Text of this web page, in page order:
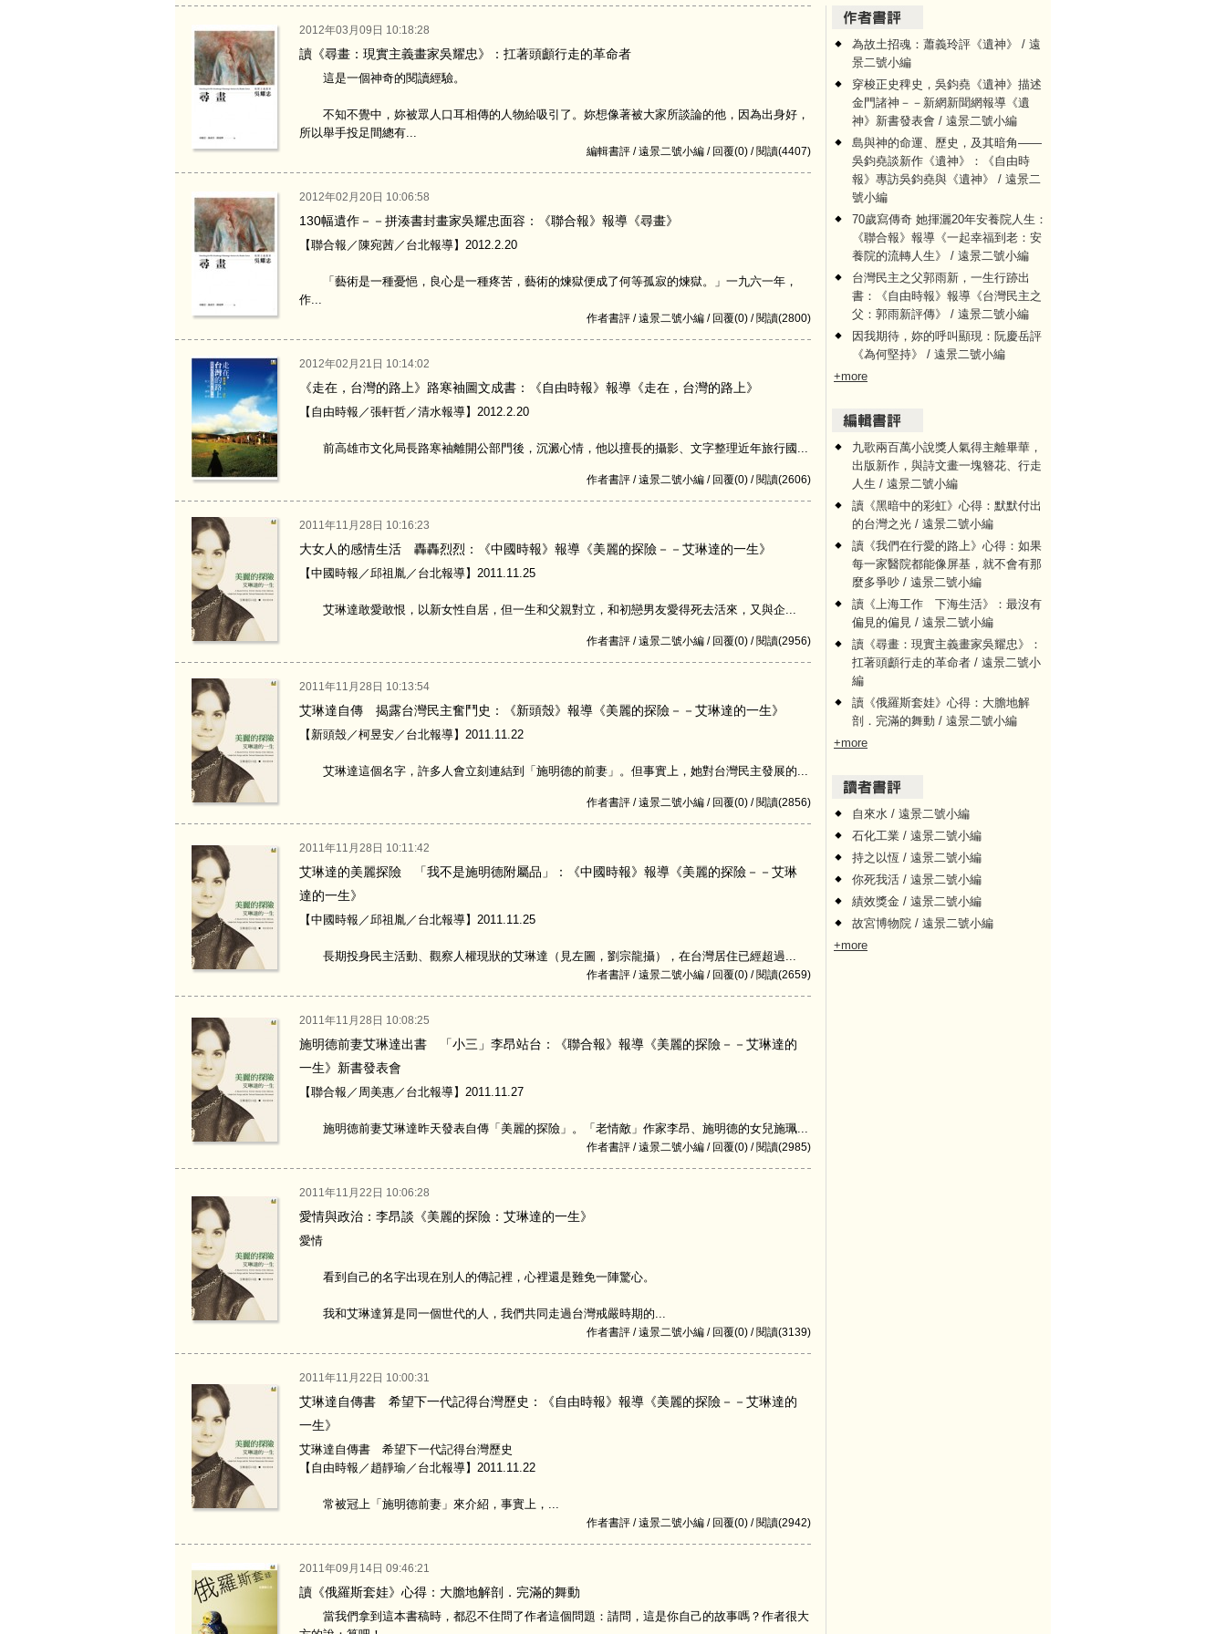
2012年03月09日 10:18:28
讀《尋畫：現實主義畫家吳耀忠》：扛著頭顱行走的革命者
這是一個神奇的閱讀經驗。
不知不覺中，妳被眾人口耳相傳的人物給吸引了。妳想像著被大家所談論的他，因為出身好，
所以舉手投足間總有...
編輯書評 / 遠景二號小編 / 回覆(0) / 閱讀(4407)
2012年02月20日 10:06:58
130幅遺作－－拼湊書封畫家吳耀忠面容：《聯合報》報導《尋畫》
【聯合報／陳宛茜／台北報導】2012.2.20
「藝術是一種憂悒，良心是一種疼苦，藝術的煉獄便成了何等孤寂的煉獄。」一九六一年，
作...
作者書評 / 遠景二號小編 / 回覆(0) / 閱讀(2800)
2012年02月21日 10:14:02
《走在，台灣的路上》路寒袖圖文成書：《自由時報》報導《走在，台灣的路上》
【自由時報／張軒哲／清水報導】2012.2.20
前高雄市文化局長路寒袖離開公部門後，沉澱心情，他以擅長的攝影、文字整理近年旅行國...
作者書評 / 遠景二號小編 / 回覆(0) / 閱讀(2606)
2011年11月28日 10:16:23
大女人的感情生活 轟轟烈烈：《中國時報》報導《美麗的探險－－艾琳達的一生》
【中國時報／邱祖胤／台北報導】2011.11.25
艾琳達敢愛敢恨，以新女性自居，但一生和父親對立，和初戀男友愛得死去活來，又與企...
作者書評 / 遠景二號小編 / 回覆(0) / 閱讀(2956)
2011年11月28日 10:13:54
艾琳達自傳 揭露台灣民主奮鬥史：《新頭殼》報導《美麗的探險－－艾琳達的一生》
【新頭殼／柯昱安／台北報導】2011.11.22
艾琳達這個名字，許多人會立刻連結到「施明德的前妻」。但事實上，她對台灣民主發展的...
作者書評 / 遠景二號小編 / 回覆(0) / 閱讀(2856)
2011年11月28日 10:11:42
艾琳達的美麗探險 「我不是施明德附屬品」：《中國時報》報導《美麗的探險－－艾琳
達的一生》
【中國時報／邱祖胤／台北報導】2011.11.25
長期投身民主活動、觀察人權現狀的艾琳達（見左圖，劉宗龍攝），在台灣居住已經超過...
作者書評 / 遠景二號小編 / 回覆(0) / 閱讀(2659)
2011年11月28日 10:08:25
施明德前妻艾琳達出書 「小三」李昂站台：《聯合報》報導《美麗的探險－－艾琳達的
一生》新書發表會
【聯合報／周美惠／台北報導】2011.11.27
施明德前妻艾琳達昨天發表自傳「美麗的探險」。「老情敵」作家李昂、施明德的女兒施珮...
作者書評 / 遠景二號小編 / 回覆(0) / 閱讀(2985)
2011年11月22日 10:06:28
愛情與政治：李昂談《美麗的探險：艾琳達的一生》
愛情
看到自己的名字出現在別人的傳記裡，心裡還是難免一陣驚心。
我和艾琳達算是同一個世代的人，我們共同走過台灣戒嚴時期的...
作者書評 / 遠景二號小編 / 回覆(0) / 閱讀(3139)
2011年11月22日 10:00:31
艾琳達自傳書 希望下一代記得台灣歷史：《自由時報》報導《美麗的探險－－艾琳達的
一生》
艾琳達自傳書 希望下一代記得台灣歷史
【自由時報／趙靜瑜／台北報導】2011.11.22
常被冠上「施明德前妻」來介紹，事實上，...
作者書評 / 遠景二號小編 / 回覆(0) / 閱讀(2942)
2011年09月14日 09:46:21
讀《俄羅斯套娃》心得：大膽地解剖．完滿的舞動
當我們拿到這本書稿時，都忍不住問了作者這個問題：請問，這是你自己的故事嗎？作者很大
為故土招魂：蕭義玲評《遺神》 / 遠
景二號小編
穿梭正史稗史，吳鈞堯《遺神》描述
金門諸神－－新網新聞網報導《遺
神》新書發表會 / 遠景二號小編
島與神的命運、歷史，及其暗角——
吳鈞堯談新作《遺神》：《自由時
報》專訪吳鈞堯與《遺神》 / 遠景二
號小編
70歲寫傳奇 她揮灑20年安養院人生：
《聯合報》報導《一起幸福到老：安
養院的流轉人生》 / 遠景二號小編
台灣民主之父郭雨新，一生行跡出
書：《自由時報》報導《台灣民主之
父：郭雨新評傳》 / 遠景二號小編
因我期待，妳的呼叫顯現：阮慶岳評
《為何堅持》 / 遠景二號小編
+more
九歌兩百萬小說獎人氣得主離畢華，
出版新作，與詩文畫一塊簪花、行走
人生 / 遠景二號小編
讀《黑暗中的彩虹》心得：默默付出
的台灣之光 / 遠景二號小編
讀《我們在行愛的路上》心得：如果
每一家醫院都能像屏基，就不會有那
麼多爭吵 / 遠景二號小編
讀《上海工作 下海生活》：最沒有
偏見的偏見 / 遠景二號小編
讀《尋畫：現實主義畫家吳耀忠》：
扛著頭顱行走的革命者 / 遠景二號小
編
讀《俄羅斯套娃》心得：大膽地解
剖．完滿的舞動 / 遠景二號小編
+more
自來水 / 遠景二號小編
石化工業 / 遠景二號小編
持之以恆 / 遠景二號小編
你死我活 / 遠景二號小編
績效獎金 / 遠景二號小編
故宮博物院 / 遠景二號小編
+more